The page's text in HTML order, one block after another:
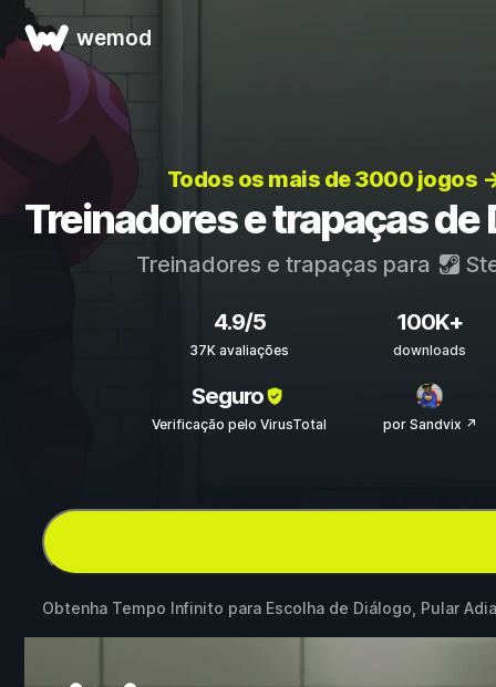
wemod
Todos os mais de 3000 jogos
Treinadores e trapaças de
Treinadores e trapaças para
4.9/5
37K avaliações
100K+
downloads
Seguro
Verificação pelo VirusTotal por Sandvix ↗
Obtenha Tempo Infinito para Escolha de Diálogo, Pular